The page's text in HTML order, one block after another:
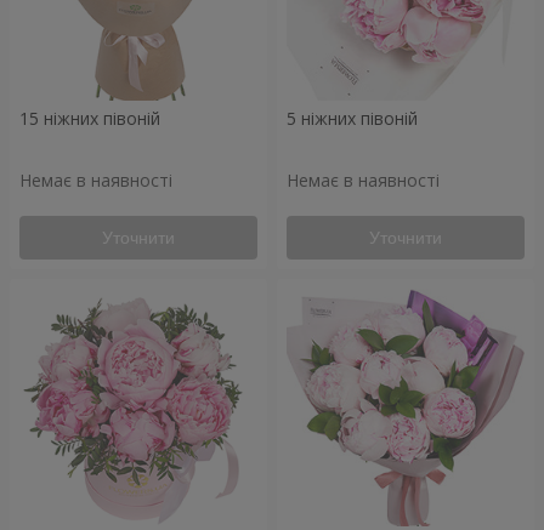
15 ніжних півоній
Немає в наявності
Уточнити
5 ніжних півоній
Немає в наявності
Уточнити